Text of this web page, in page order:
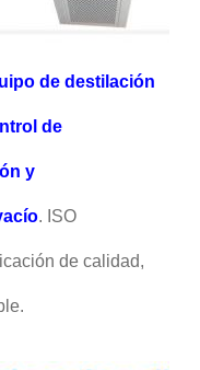
de destilación
de
y
. ISO
de calidad,